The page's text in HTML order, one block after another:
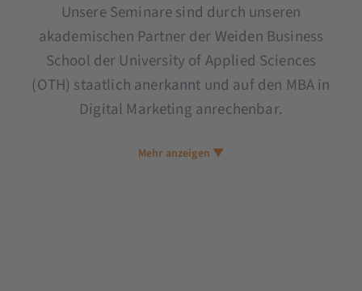
Unsere Seminare sind durch unseren
akademischen Partner der Weiden Business
School der University of Applied Sciences
(OTH) staatlich anerkannt und auf den MBA in
Digital Marketing anrechenbar.
Mehr anzeigen ▼